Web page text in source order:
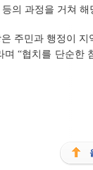
의 과정을 거쳐
주민과 행정이
며 “협치를 단순한